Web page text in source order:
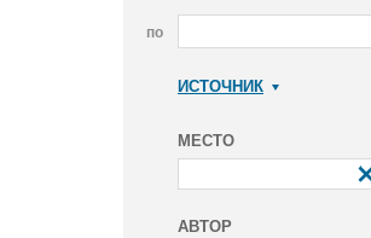
по
ИСТОЧНИК
МЕСТО
АВТОР